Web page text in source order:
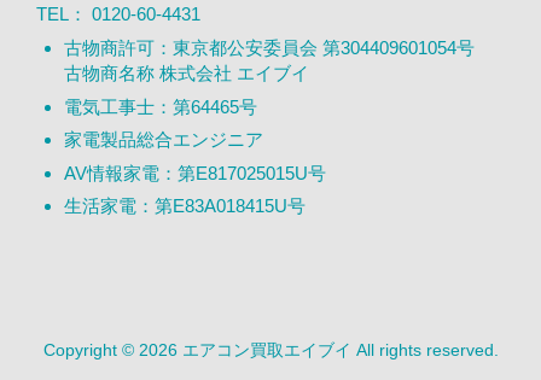
TEL： 0120-60-4431
古物商許可：東京都公安委員会 第304409601054号
古物商名称 株式会社 エイブイ
電気工事士：第64465号
家電製品総合エンジニア
AV情報家電：第E817025015U号
生活家電：第E83A018415U号
Copyright © 2026 エアコン買取エイブイ All rights reserved.